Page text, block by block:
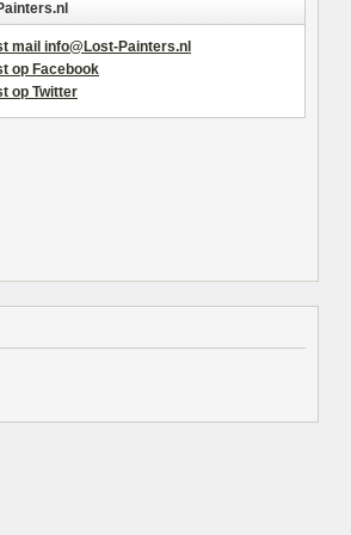
mail info@Lost-Painters.nl
op Facebook
op Twitter